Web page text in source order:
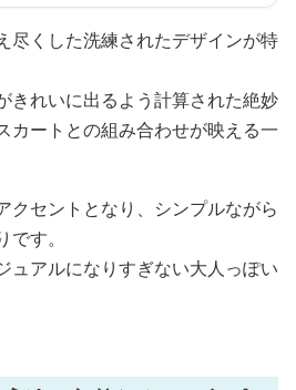
尽くした洗練されたデザインが特
きれいに出るよう計算された絶妙
カートとの組み合わせが映える一
クセントとなり、シンプルながら
す。
ュアルになりすぎない大人っぽい